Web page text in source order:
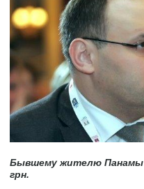
Бывшему жителю Панамы
грн.